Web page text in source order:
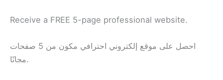
Receive a FREE 5-page professional website.
احصل على موقع إلكتروني احترافي مكون من 5 صفحات
مجانًا.